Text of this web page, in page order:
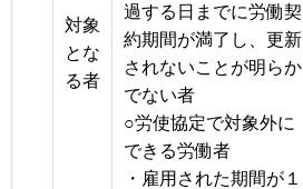
対象
とな
る者
過する日までに労働契
約期間が満了し、更新
されないことが明らか
でない者
○労使協定で対象外に
できる労働者
・雇用された期間が１